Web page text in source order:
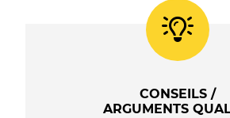
CONSEILS /
ARGUMENTS